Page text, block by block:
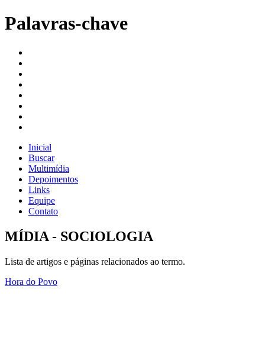
Palavras-chave
Inicial
Buscar
Multimídia
Depoimentos
Links
Equipe
Contato
MÍDIA - SOCIOLOGIA
Lista de artigos e páginas relacionados ao termo.
Hora do Povo